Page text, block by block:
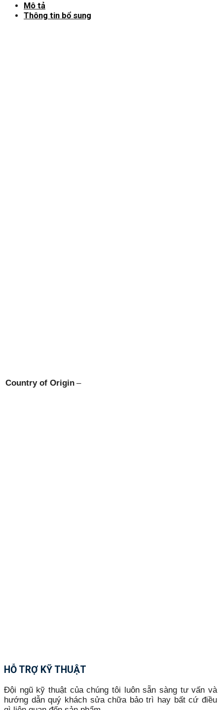
Mô tả
Thông tin bổ sung
Country of Origin –
HỖ TRỢ KỸ THUẬT
Đội ngũ kỹ thuật của chúng tôi luôn sẵn sàng tư vấn và
hướng dẫn quý khách sửa chữa bảo trì hay bất cứ điều